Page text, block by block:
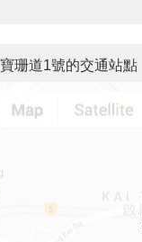
寶珊道1號的交通站點